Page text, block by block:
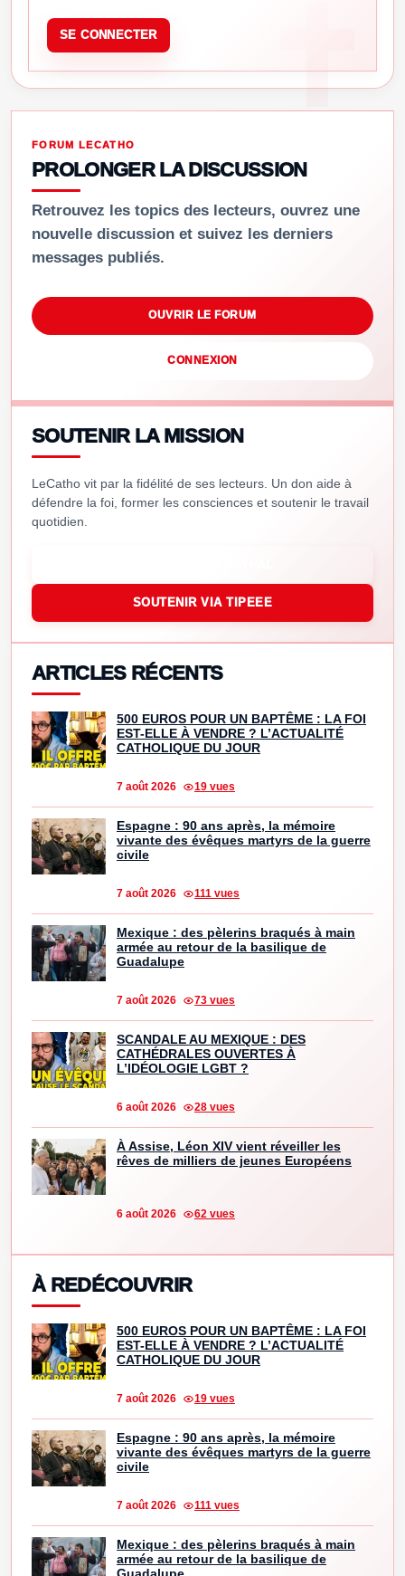
SE CONNECTER
FORUM LECATHO
PROLONGER LA DISCUSSION
Retrouvez les topics des lecteurs, ouvrez une
nouvelle discussion et suivez les derniers
messages publiés.
OUVRIR LE FORUM
CONNEXION
SOUTENIR LA MISSION
LeCatho vit par la fidélité de ses lecteurs. Un don aide à
défendre la foi, former les consciences et soutenir le travail
quotidien.
SOUTENIR VIA TIPEEE
ARTICLES RÉCENTS
500 EUROS POUR UN BAPTÊME : LA FOI
EST-ELLE À VENDRE ? L’ACTUALITÉ
CATHOLIQUE DU JOUR
7 août 2026 19 vues
Espagne : 90 ans après, la mémoire
vivante des évêques martyrs de la guerre
civile
7 août 2026 111 vues
Mexique : des pèlerins braqués à main
armée au retour de la basilique de
Guadalupe
7 août 2026 73 vues
SCANDALE AU MEXIQUE : DES
CATHÉDRALES OUVERTES À
L’IDÉOLOGIE LGBT ?
6 août 2026 28 vues
À Assise, Léon XIV vient réveiller les
rêves de milliers de jeunes Européens
6 août 2026 62 vues
À REDÉCOUVRIR
500 EUROS POUR UN BAPTÊME : LA FOI
EST-ELLE À VENDRE ? L’ACTUALITÉ
CATHOLIQUE DU JOUR
7 août 2026 19 vues
Espagne : 90 ans après, la mémoire
vivante des évêques martyrs de la guerre
civile
7 août 2026 111 vues
Mexique : des pèlerins braqués à main
armée au retour de la basilique de
Guadalupe